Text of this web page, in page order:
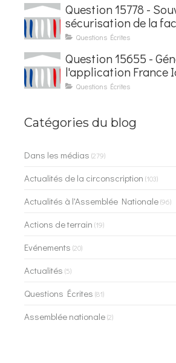
Question 15778 -
sécurisation de la
électronique
Questions Écrites
Question 15655 -
l'application France
les contrôles du
Questions Écrites
Catégories du blog
Dans les médias (279)
Actualités de la circonscription (103)
Actualités à l'Assemblée Nationale(96)
Actions de terrain (19)
Evénements (20)
Actualités (5)
Questions Écrites (81)
Assemblée nationale(2)